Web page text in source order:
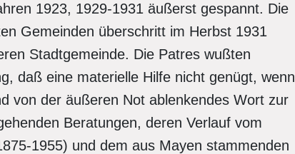
1923, 1929-1931 äußerst gespannt. Die
Gemeinden überschritt im Herbst 1931
Stadtgemeinde. Die Patres wußten
daß eine materielle Hilfe nicht genügt, wenn
von der äußeren Not ablenkendes Wort zur
Beratungen, deren Verlauf vom
1955) und dem aus Mayen stammenden